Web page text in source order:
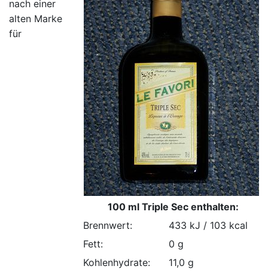
100 ml Triple Sec enthalten:
Brennwert:
433 kJ / 103 kcal
Fett:
0 g
Kohlenhydrate:
11,0 g
nach einer
alten Marke
für